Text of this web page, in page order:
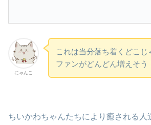
にゃんこ
これは当分落ち着くどこじ
ファンがどんどん増えそう
ちいかわちゃんたちにより癒される人